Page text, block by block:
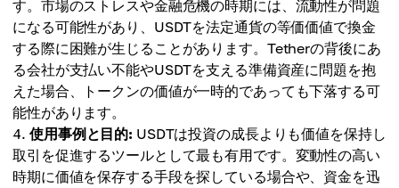
す。市場のストレスや金融危機の時期には、流動性が問題
になる可能性があり、USDTを法定通貨の等価価値で換金
する際に困難が生じることがあります。Tetherの背後にあ
る会社が支払い不能やUSDTを支える準備資産に問題を抱
えた場合、トークンの価値が一時的であっても下落する可
能性があります。
使用事例と目的: USDTは投資の成長よりも価値を保持し
取引を促進するツールとして最も有用です。変動性の高い
時期に価値を保存する手段を探している場合や、資金を迅